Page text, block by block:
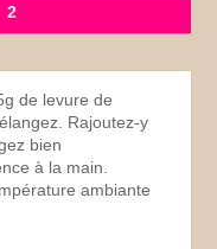
2
de levure de
Rajoutez-y
bien
à la main.
ambiante